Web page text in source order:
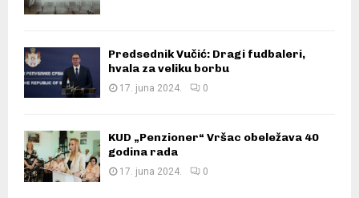
Predsednik Vučić: Dragi fudbaleri,
hvala za veliku borbu
17. juna 2024. 0
KUD „Penzioner“ Vršac obeležava 40
godina rada
17. juna 2024. 0